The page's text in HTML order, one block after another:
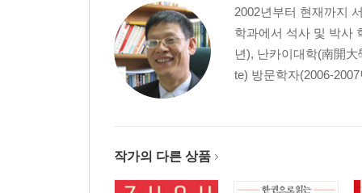
I. 서론
II. 산업 부문 시진핑 정부의 성과와 한계
III. 과거 중국 산업 정책의 시기별 특징
IV. 14·5 규획 이후 산업 정책의 양상
제4장 시진핑 집권 10년 이후, 중국사회의 안정은
2002년부터 현재까지
학과에서 석사 및 박사
년), 난카이대학(南開
te) 방문학자(2006-
작가의 다른 상품